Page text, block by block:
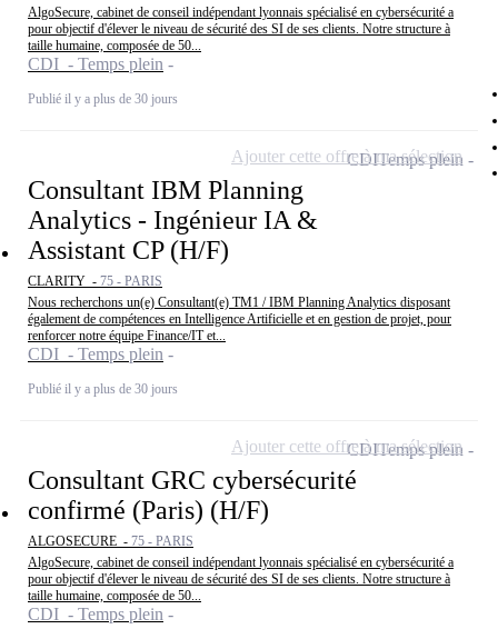
AlgoSecure, cabinet de conseil indépendant lyonnais spécialisé en cybersécurité a
pour objectif d'élever le niveau de sécurité des SI de ses clients. Notre structure à
taille humaine, composée de 50...
CDI - Temps plein
Publié il y a plus de 30 jours
Consultant IBM Planning
Analytics - Ingénieur IA &
Assistant CP (H/F)
CLARITY - 75 - PARIS
Nous recherchons un(e) Consultant(e) TM1 / IBM Planning Analytics disposant
également de compétences en Intelligence Artificielle et en gestion de projet, pour
renforcer notre équipe Finance/IT et...
CDI - Temps plein
Publié il y a plus de 30 jours
CDITemps plein
Ajouter cette offre à ma sélection
Consultant GRC cybersécurité
confirmé (Paris) (H/F)
ALGOSECURE - 75 - PARIS
AlgoSecure, cabinet de conseil indépendant lyonnais spécialisé en cybersécurité a
pour objectif d'élever le niveau de sécurité des SI de ses clients. Notre structure à
taille humaine, composée de 50...
CDI - Temps plein
CDITemps plein
Ajouter cette offre à ma sélection